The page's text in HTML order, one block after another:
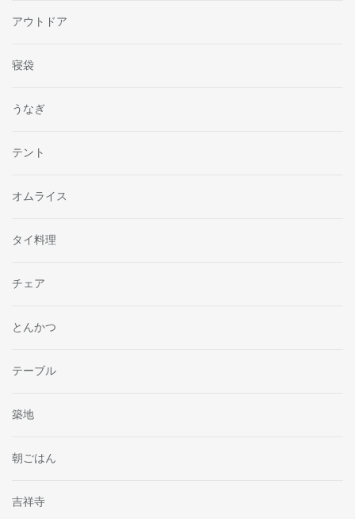
アウトドア
寝袋
うなぎ
テント
オムライス
タイ料理
チェア
とんかつ
テーブル
築地
朝ごはん
吉祥寺